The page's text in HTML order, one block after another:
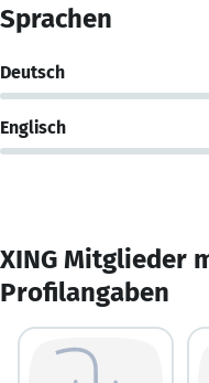
Sprachen
Deutsch
Englisch
XING Mitglieder
Profilangaben